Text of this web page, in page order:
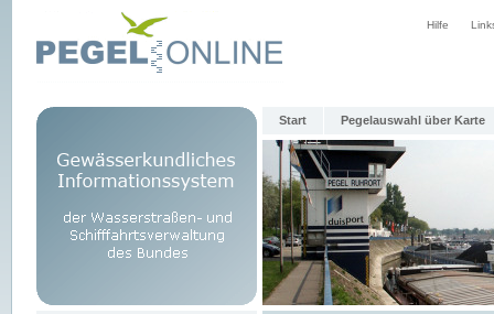
Hilfe
Start Pegelauswahl über Karte